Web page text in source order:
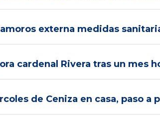
externa medidas
cardenal Rivera tras un mes
de Ceniza en casa, paso a